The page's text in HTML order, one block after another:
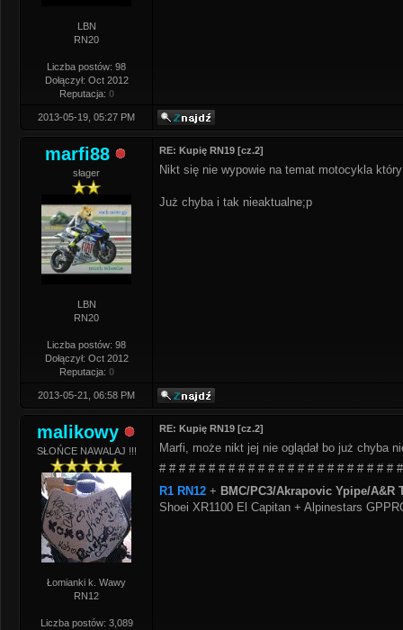
LBN
RN20
Liczba postów: 98
Dołączył: Oct 2012
Reputacja: 0
2013-05-19, 05:27 PM
marfi88
słager
LBN
RN20
Liczba postów: 98
Dołączył: Oct 2012
Reputacja: 0
RE: Kupię RN19 [cz.2]
Nikt się nie wypowie na temat motocykla
Już chyba i tak nieaktualne;p
2013-05-21, 06:58 PM
malikowy
SŁOŃCE NAWALAJ !!!
Łomianki k. Wawy
RN12
Liczba postów: 3,089
RE: Kupię RN19 [cz.2]
Marfi, może nikt jej nie oglądał bo już chyba
# # # # # # # # # # # # # # # # # # # # # # # #
R1 RN12 + BMC/PC3/Akrapovic Ypipe/A&R
Shoei XR1100 El Capitan + Alpinestars